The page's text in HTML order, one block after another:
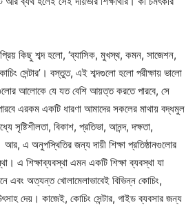
কিছু শব্দ হলো, ‘ব্যাসিক, মুখস্থ, কমন, সাজেশন,
সেন্টার’। বস্তুত, এই শব্দগুলো হলো পরীক্ষায় ভালো
আলোকে যে যত বেশি আয়ত্ত করতে পারবে, সে
এরকম একটি ধারণা আমাদের সকলের মাথায় বদ্ধমুল
সৃষ্টিশীলতা, বিকাশ, প্রতিভা, আনন্দ, দক্ষতা,
এ অনুপস্থিতির জন্য দায়ী শিক্ষা প্রতিষ্ঠানগুলোর
এ শিক্ষাব্যবস্থা এমন একটি শিক্ষা ব্যবস্থা যা
এবং অত্যন্ত খোলামেলাভাবেই বিভিন্ন কোচিং,
দেয়। কাজেই, কোচিং সেন্টার, গাইড ব্যবসার জন্য